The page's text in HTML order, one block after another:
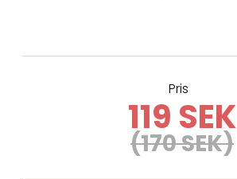
Pris
119 SEK
(170 SEK)